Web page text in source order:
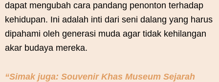
dapat mengubah cara pandang penonton terhadap
kehidupan. Ini adalah inti dari seni dalang yang harus
dipahami oleh generasi muda agar tidak kehilangan
akar budaya mereka.
“Simak juga: Souvenir Khas Museum Sejarah